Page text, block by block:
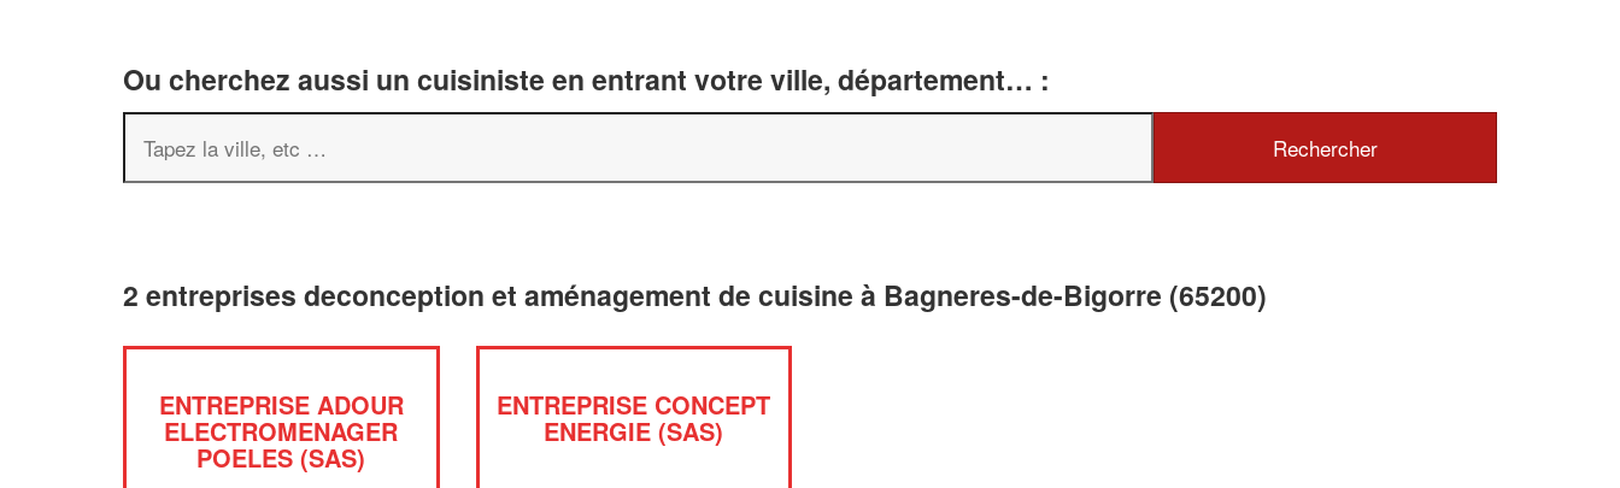
Ou cherchez aussi un cuisiniste en entrant votre ville, département… :
2 entreprises deconception et aménagement de cuisine à Bagneres-de-Bigorre (65200)
ENTREPRISE ADOUR
ELECTROMENAGER
POELES (SAS)
ENTREPRISE CONCEPT
ENERGIE (SAS)
Vous êtes un
Augmentez votre
vos